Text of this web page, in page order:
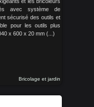
avec système de
sécurisé des outils et
pour les outils plus
x 600 x 20 mm (...)
Bricolage et jardin